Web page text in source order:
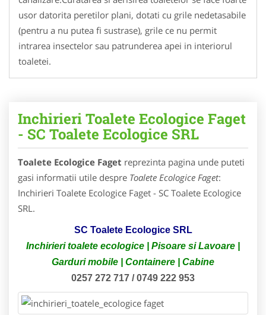
usor datorita peretilor plani, dotati cu grile nedetasabile
(pentru a nu putea fi sustrase), grile ce nu permit
intrarea insectelor sau patrunderea apei in interiorul
toaletei.
Inchirieri Toalete Ecologice Faget
- SC Toalete Ecologice SRL
Toalete Ecologice Faget reprezinta pagina unde puteti
gasi informatii utile despre Toalete Ecologice Faget:
Inchirieri Toalete Ecologice Faget - SC Toalete Ecologice
SRL.
SC Toalete Ecologice SRL
Inchirieri toalete ecologice | Pisoare si Lavoare |
Garduri mobile | Containere | Cabine
0257 272 717 / 0749 222 953